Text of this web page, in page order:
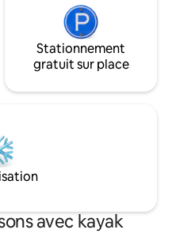
Stationnement
gratuit sur place
avec kayak